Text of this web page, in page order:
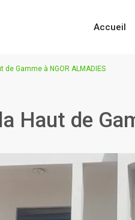
Accueil
de Gamme à NGOR ALMADIES
Haut de